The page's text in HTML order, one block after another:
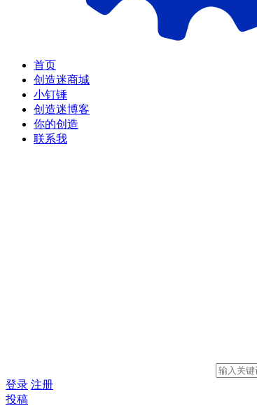
首页
创造迷商城
小钉锤
创造迷博客
你的创造
联系我
登录 注册
投稿